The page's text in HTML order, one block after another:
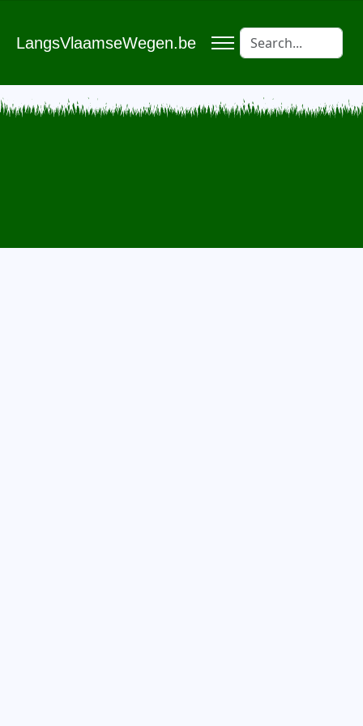
LangsVlaamseWegen.be